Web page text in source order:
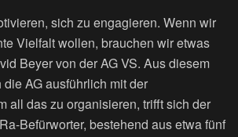
sich zu engagieren. Wenn wir
Vielfalt wollen, brauchen wir etwas
Beyer von der AG VS. Aus diesem
AG ausführlich mit der
all das zu organisieren, trifft sich der
Befürworter, bestehend aus etwa fünf